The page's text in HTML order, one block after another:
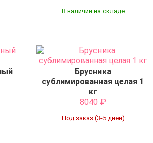
В наличии на складе
Брусника
сублимированная целая 1
кг
8040 ₽
Под заказ (3-5 дней)